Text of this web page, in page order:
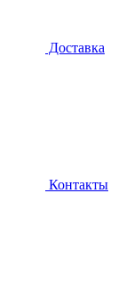
Доставка
Контакты